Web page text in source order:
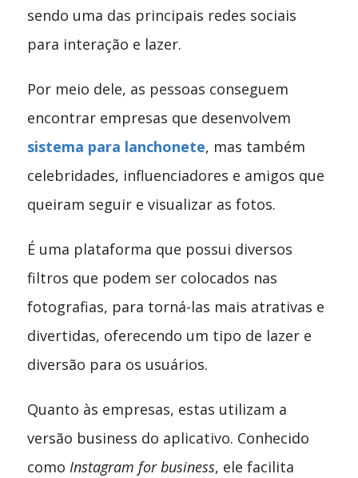
sendo uma das principais redes sociais
para interação e lazer.
Por meio dele, as pessoas conseguem
encontrar empresas que desenvolvem
sistema para lanchonete, mas também
celebridades, influenciadores e amigos que
queiram seguir e visualizar as fotos.
É uma plataforma que possui diversos
filtros que podem ser colocados nas
fotografias, para torná-las mais atrativas e
divertidas, oferecendo um tipo de lazer e
diversão para os usuários.
Quanto às empresas, estas utilizam a
versão business do aplicativo. Conhecido
como Instagram for business, ele facilita